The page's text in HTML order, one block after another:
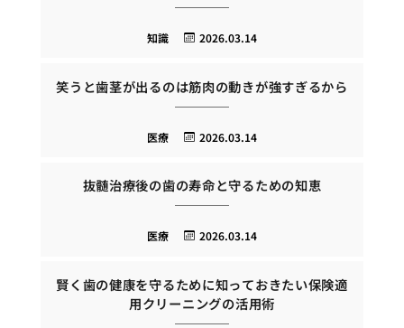
2026.03.14
知識
笑うと歯茎が出るのは筋肉の動きが強すぎるから
2026.03.14
医療
抜髄治療後の歯の寿命と守るための知恵
2026.03.14
医療
賢く歯の健康を守るために知っておきたい保険適
用クリーニングの活用術